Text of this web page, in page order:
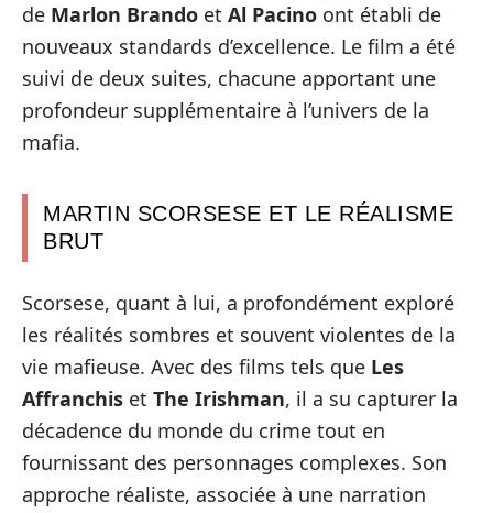
de Marlon Brando et Al Pacino ont établi de
nouveaux standards d’excellence. Le film a été
suivi de deux suites, chacune apportant une
profondeur supplémentaire à l’univers de la
mafia.
MARTIN SCORSESE ET LE RÉALISME
BRUT
Scorsese, quant à lui, a profondément exploré
les réalités sombres et souvent violentes de la
vie mafieuse. Avec des films tels que Les
Affranchis et The Irishman, il a su capturer la
décadence du monde du crime tout en
fournissant des personnages complexes. Son
approche réaliste, associée à une narration